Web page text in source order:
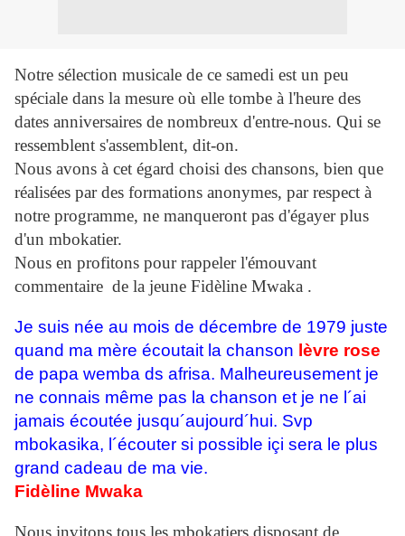
Notre sélection musicale de ce samedi est un peu
spéciale dans la mesure où elle tombe à l'heure des
dates anniversaires de nombreux d'entre-nous. Qui se
ressemblent s'assemblent, dit-on.
Nous avons à cet égard choisi des chansons, bien que
réalisées par des formations anonymes, par respect à
notre programme, ne manqueront pas d'égayer plus
d'un mbokatier.
Nous en profitons pour rappeler l'émouvant
commentaire de la jeune Fidèline Mwaka .
Je suis née au mois de décembre de 1979 juste
quand ma mère écoutait la chanson lèvre rose
de papa wemba ds afrisa. Malheureusement je
ne connais même pas la chanson et je ne l´ai
jamais écoutée jusqu´aujourd´hui. Svp
mbokasika, l´écouter si possible içi sera le plus
grand cadeau de ma vie.
Fidèline Mwaka
Nous invitons tous les mbokatiers disposant de